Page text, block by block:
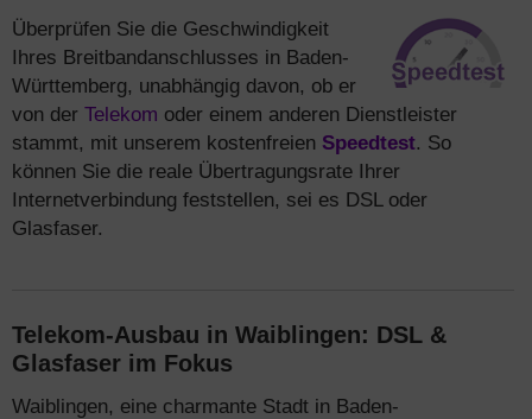
Überprüfen Sie die Geschwindigkeit
Ihres Breitbandanschlusses in Baden-
Württemberg, unabhängig davon, ob er
von der Telekom oder einem anderen Dienstleister
stammt, mit unserem kostenfreien Speedtest. So
können Sie die reale Übertragungsrate Ihrer
Internetverbindung feststellen, sei es DSL oder
Glasfaser.
Telekom-Ausbau in Waiblingen: DSL &
Glasfaser im Fokus
Waiblingen, eine charmante Stadt in Baden-